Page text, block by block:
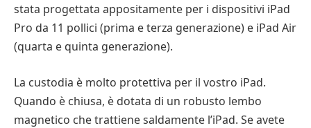
stata progettata appositamente per i dispositivi iPad
Pro da 11 pollici (prima e terza generazione) e iPad Air
(quarta e quinta generazione).
La custodia è molto protettiva per il vostro iPad.
Quando è chiusa, è dotata di un robusto lembo
magnetico che trattiene saldamente l’iPad. Se avete